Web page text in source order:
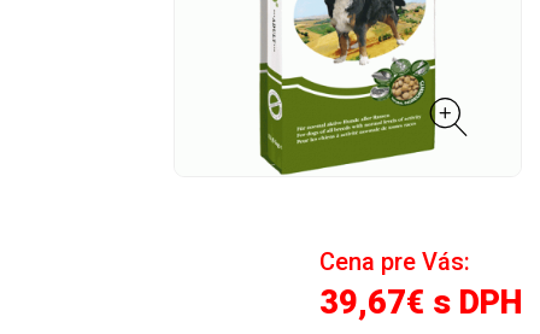
Cena pre Vás:
39,67€ s DPH